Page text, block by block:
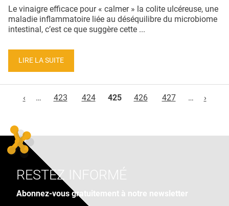
Le vinaigre efficace pour « calmer » la colite ulcéreuse, une
maladie inflammatoire liée au déséquilibre du microbiome
intestinal, c’est ce que suggère cette ...
LIRE LA SUITE
‹
… 423 424 425 426 427 … ›
RESTEZ INFORMÉ
Abonnez-vous gratuitement à notre newsletter